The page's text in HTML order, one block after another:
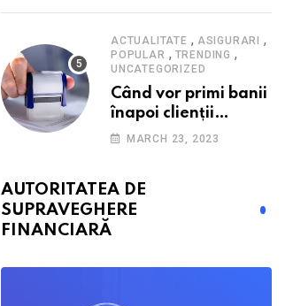
pagubele au
explodat. Cum te
poți proteja cu nici
40 de lei pe lună
ACTUALITATE , ASIGURARI ,
POPULAR , TRENDING ,
UNCATEGORIZED
Când vor primi banii
înapoi clienții
Euroins care
toate termenele
MARCH 23, 2023
AUTORITATEA DE
SUPRAVEGHERE
FINANCIARĂ